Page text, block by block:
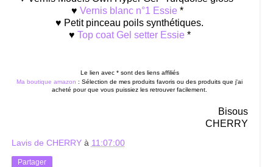
♥ Vernis blanc n°1 Essie*
♥ Petit pinceau poils synthétiques.
♥ Top coat Gel setter Essie*
Le lien avec * sont des liens affiliés
Ma boutique amazon : Sélection de mes produits favoris ou des produits que j'ai
acheté pour que vous puissiez les retrouver facilement.
Bisous
CHERRY
Lavis de CHERRY à 11:07:00
Partager